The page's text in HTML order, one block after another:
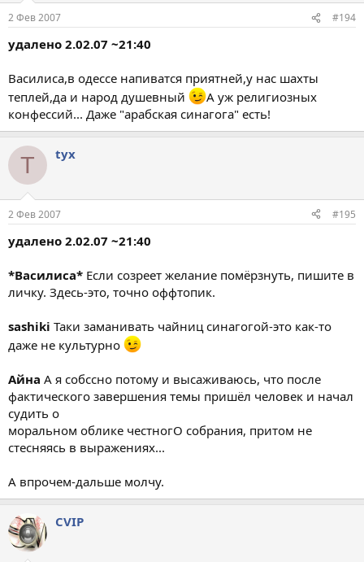
2 Фев 2007 #194
удалено 2.02.07 ~21:40
Василиса,в одессе напиватся приятней,у нас шахты
теплей,да и народ душевный
А уж религиозных
конфессий... Даже "арабская синагога" есть!
T tyx
2 Фев 2007 #195
удалено 2.02.07 ~21:40
*Василиса* Если созреет желание помёрзнуть, пишите в
личку. Здесь-это, точно оффтопик.
sashiki Таки заманивать чайниц синагогой-это как-то
даже не культурно
Айна А я собссно потому и высаживаюсь, что после
фактического завершения темы пришёл человек и начал
судить о
моральном облике честногО собрания, притом не
стесняясь в выражениях...
А впрочем-дальше молчу.
CVIP